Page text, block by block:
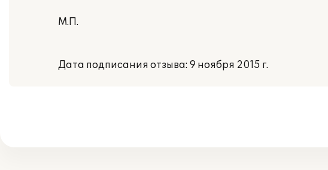
М.П.
Дата подписания отзыва: 9 ноября 2015 г.